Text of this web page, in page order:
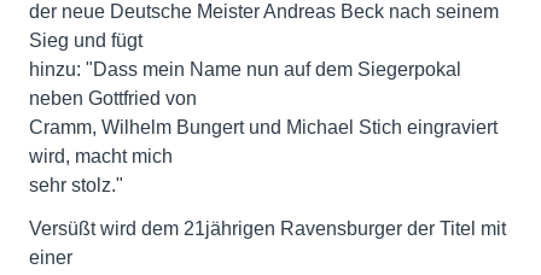
der neue Deutsche Meister Andreas Beck nach seinem
Sieg und fügt
hinzu: "Dass mein Name nun auf dem Siegerpokal
neben Gottfried von
Cramm, Wilhelm Bungert und Michael Stich eingraviert
wird, macht mich
sehr stolz."
Versüßt wird dem 21jährigen Ravensburger der Titel mit
einer